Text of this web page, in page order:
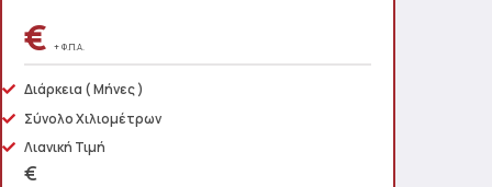
€ + Φ.Π.Α.
Διάρκεια ( Μήνες )
Σύνολο Χιλιομέτρων
Λιανική Τιμή
€